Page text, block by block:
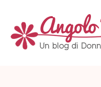
content
(Press